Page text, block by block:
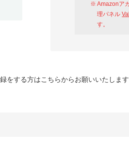
Amazonア
理パネル
す。
をする方はこちらからお願いいたします